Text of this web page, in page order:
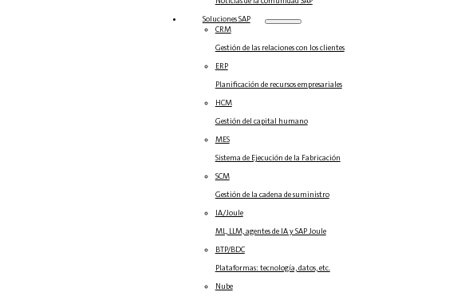
Soluciones‎‎ SAP
CRM
Gestión de las relaciones con los clientes
ERP
Planificación de recursos empresariales
HCM
Gestión del capital humano
MES
Sistema de Ejecución de la Fabricación
SCM
Gestión de la cadena de suministro
IA/Joule
ML, LLM, agentes de IA y SAP Joule
BTP/BDC
Plataformas: tecnología, datos, etc.
Nube